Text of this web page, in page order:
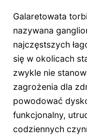
Galaretowata
nazywana
najczęstszych
się w okolicach
zwykle nie
zagrożenia dla
powodować
funkcjonalny,
codziennych